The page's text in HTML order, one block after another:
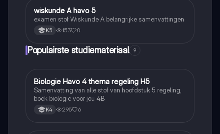
Wiskunde
wiskunde A havo 5
examen stof Wiskunde A belangrijke samenvattingen
K5 153 0
Populairste studiemateriaal 9
Biologie
Biologie Havo 4 thema regeling H5
Samenvatting van alle stof van hoofdstuk 5 regeling,
boek biologie voor jou 4B
K4 295 6